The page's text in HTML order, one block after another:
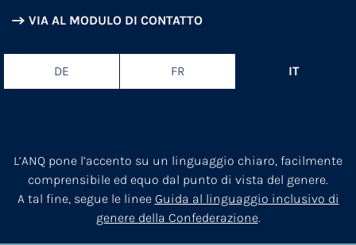
VIA AL MODULO DI CONTATTO
DE FR IT
L’ANQ pone l’accento su un linguaggio chiaro, facilmente
comprensibile ed equo dal punto di vista del genere.
A tal fine, segue le linee Guida al linguaggio inclusivo di
genere della Confederazione.